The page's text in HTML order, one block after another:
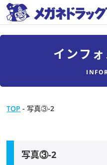
メガネドラッグについて
インフ
TOP -写真③-2
写真③-2